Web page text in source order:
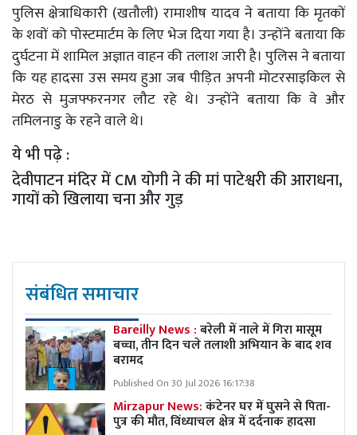
पुलिस क्षेत्राधिकारी (खतौली) रामाशीष यादव ने बताया कि मृतकों
के शवों को पोस्टमार्टम के लिए भेज दिया गया है। उन्होंने बताया कि
दुर्घटना में शामिल अज्ञात वाहन की तलाश जारी है। पुलिस ने बताया
कि यह हादसा उस समय हुआ जब पीड़ित अपनी मोटरसाइकिल से
मेरठ से मुजफ्फरनगर लौट रहे थे। उन्होंने बताया कि वे और
तमिलनाडु के रहने वाले थे।
ये भी पढ़े :
देवीपाटन मंदिर में CM योगी ने की मां पाटेश्वरी की आराधना,
गायों को खिलाया चना और गुड़
संबंधित समाचार
Bareilly News :बरेली में नाले में गिरा मासूम
बच्चा, तीन दिन चले तलाशी अभियान के बाद शव
बरामद
Published On 30 Jul 2026 16:17:38
Mirzapur News:कंटेनर घर में घुसने से पिता-
पुत्र की मौत, विंध्याचल क्षेत्र में दर्दनाक हादसा